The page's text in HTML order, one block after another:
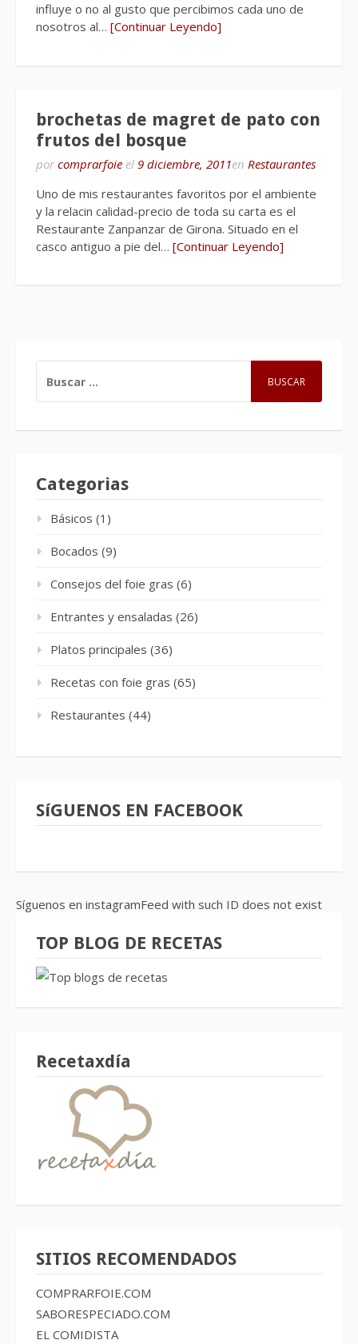
influye o no al gusto que percibimos cada uno de
nosotros al… [Continuar Leyendo]
brochetas de magret de pato con
frutos del bosque
por comprarfoie el 9 diciembre, 2011en Restaurantes
Uno de mis restaurantes favoritos por el ambiente
y la relacin calidad-precio de toda su carta es el
Restaurante Zanpanzar de Girona. Situado en el
casco antiguo a pie del… [Continuar Leyendo]
Categorias
Básicos (1)
Bocados (9)
Consejos del foie gras (6)
Entrantes y ensaladas (26)
Platos principales (36)
Recetas con foie gras (65)
Restaurantes (44)
SíGUENOS EN FACEBOOK
Síguenos en instagramFeed with such ID does not exist
TOP BLOG DE RECETAS
Recetaxdía
SITIOS RECOMENDADOS
COMPRARFOIE.COM
SABORESPECIADO.COM
EL COMIDISTA